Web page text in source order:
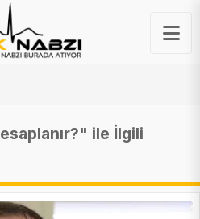
ile İlgili